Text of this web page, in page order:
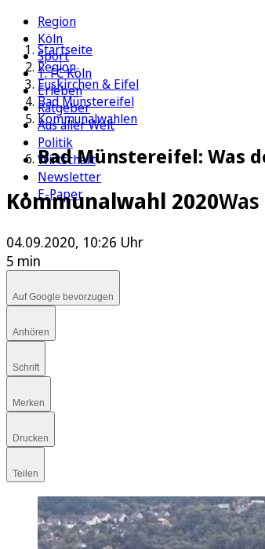
Region
Köln
Sport
1. FC Köln
Erleben
Ratgeber
Aus aller Welt
Politik
Wirtschaft
Newsletter
E-Paper
Startseite
Region
Euskirchen & Eifel
Bad Münstereifel
Kommunalwahlen
Bad Münstereifel: Was
Kommunalwahl 2020
04.09.2020, 10:26 Uhr
5 min
Auf Google bevorzugen
Anhören
Schrift
Merken
Drucken
Teilen